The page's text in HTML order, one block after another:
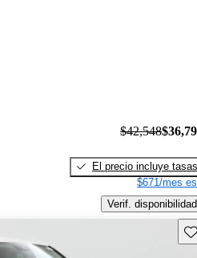
$42,548
El precio incluye tasas
$671/mes
Verif. disponibilidad